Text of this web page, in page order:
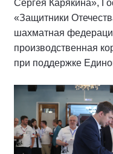
Сергея Карякина»,
«Защитники
шахматная
производственная
при поддержке